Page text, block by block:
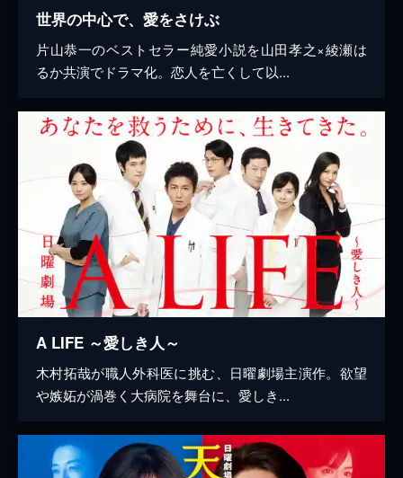
世界の中心で、愛をさけぶ
片山恭一のベストセラー純愛小説を山田孝之×綾瀬は
るか共演でドラマ化。恋人を亡くして以...
A LIFE ～愛しき人～
木村拓哉が職人外科医に挑む、日曜劇場主演作。欲望
や嫉妬が渦巻く大病院を舞台に、愛しき...